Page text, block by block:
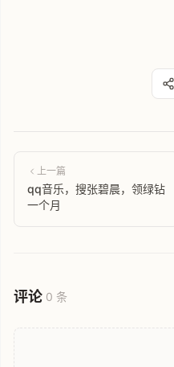
上一篇
qq音乐，搜张碧晨，领绿钻
一个月
评论 0 条